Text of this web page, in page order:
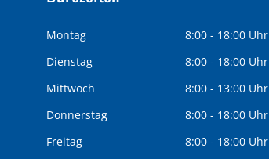
Montag
8:00 - 18:00 Uhr
Dienstag
8:00 - 18:00 Uhr
Mittwoch
8:00 - 13:00 Uhr
Donnerstag
8:00 - 18:00 Uhr
Freitag
8:00 - 18:00 Uhr